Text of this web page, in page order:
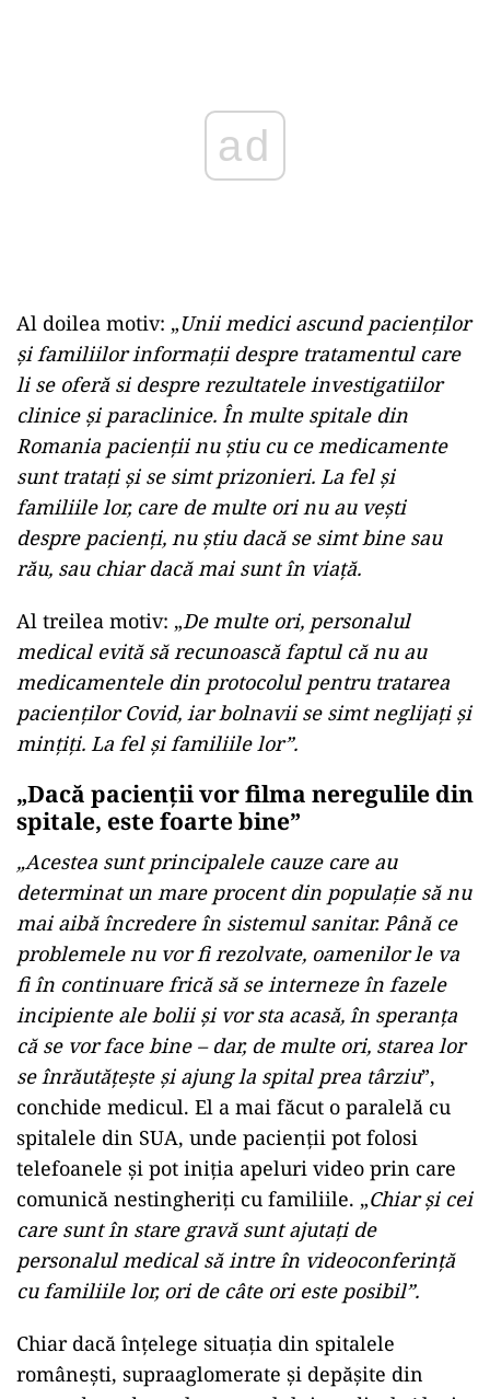
Al doilea motiv: „Unii medici ascund pacienților
și familiilor informații despre tratamentul care
li se oferă si despre rezultatele investigatiilor
clinice și paraclinice. În multe spitale din
Romania pacienții nu știu cu ce medicamente
sunt tratați și se simt prizonieri. La fel și
familiile lor, care de multe ori nu au vești
despre pacienți, nu știu dacă se simt bine sau
rău, sau chiar dacă mai sunt în viață.
Al treilea motiv: „De multe ori, personalul
medical evită să recunoască faptul că nu au
medicamentele din protocolul pentru tratarea
pacienților Covid, iar bolnavii se simt neglijați și
mințiți. La fel și familiile lor”.
„Dacă pacienții vor filma neregulile din
spitale, este foarte bine”
„Acestea sunt principalele cauze care au
determinat un mare procent din populație să nu
mai aibă încredere în sistemul sanitar. Până ce
problemele nu vor fi rezolvate, oamenilor le va
fi în continuare frică să se interneze în fazele
incipiente ale bolii și vor sta acasă, în speranța
că se vor face bine – dar, de multe ori, starea lor
se înrăutățește și ajung la spital prea târziu”,
conchide medicul. El a mai făcut o paralelă cu
spitalele din SUA, unde pacienții pot folosi
telefoanele și pot iniția apeluri video prin care
comunică nestingheriți cu familiile. „Chiar și cei
care sunt în stare gravă sunt ajutați de
personalul medical să intre în videoconferință
cu familiile lor, ori de câte ori este posibil”.
Chiar dacă înțelege situația din spitalele
românești, supraaglomerate și depășite din